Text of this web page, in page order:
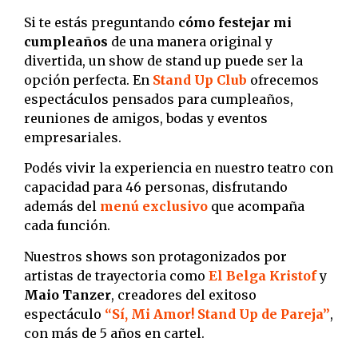
Si te estás preguntando cómo festejar mi
cumpleaños de una manera original y
divertida, un show de stand up puede ser la
opción perfecta. En Stand Up Club ofrecemos
espectáculos pensados para cumpleaños,
reuniones de amigos, bodas y eventos
empresariales.
Podés vivir la experiencia en nuestro teatro con
capacidad para 46 personas, disfrutando
además del menú exclusivo que acompaña
cada función.
Nuestros shows son protagonizados por
artistas de trayectoria como El Belga Kristofy
Maio Tanzer, creadores del exitoso
espectáculo “Sí, Mi Amor! Stand Up de Pareja”,
con más de 5 años en cartel.